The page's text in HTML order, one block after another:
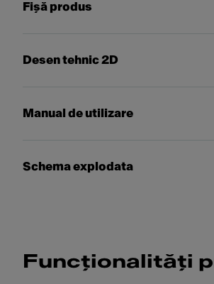
Fişă produs
Desen tehnic 2D
Manual de utilizare
Schema explodata
Funcționalități